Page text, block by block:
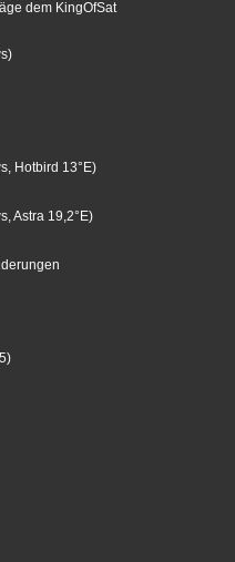
dem KingOfSat
Hotbird 13°E)
Astra 19,2°E)